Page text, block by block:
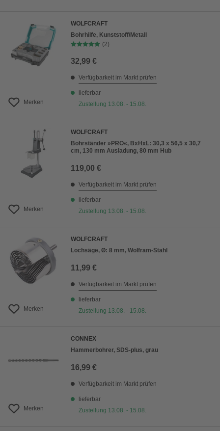
Merken
WOLFCRAFT
Bohrhilfe, Kunststoff/Metall
(2)
32,99 €
Verfügbarkeit im Markt prüfen
lieferbar
Zustellung 13.08. - 15.08.
Merken
WOLFCRAFT
Bohrständer »PRO«, BxHxL: 30,3 x 56,5 x 30,7
cm, 130 mm Ausladung, 80 mm Hub
119,00 €
Verfügbarkeit im Markt prüfen
lieferbar
Zustellung 13.08. - 15.08.
Merken
WOLFCRAFT
Lochsäge, Ø: 8 mm, Wolfram-Stahl
11,99 €
Verfügbarkeit im Markt prüfen
lieferbar
Zustellung 13.08. - 15.08.
Merken
CONNEX
Hammerbohrer, SDS-plus, grau
16,99 €
Verfügbarkeit im Markt prüfen
lieferbar
Zustellung 13.08. - 15.08.